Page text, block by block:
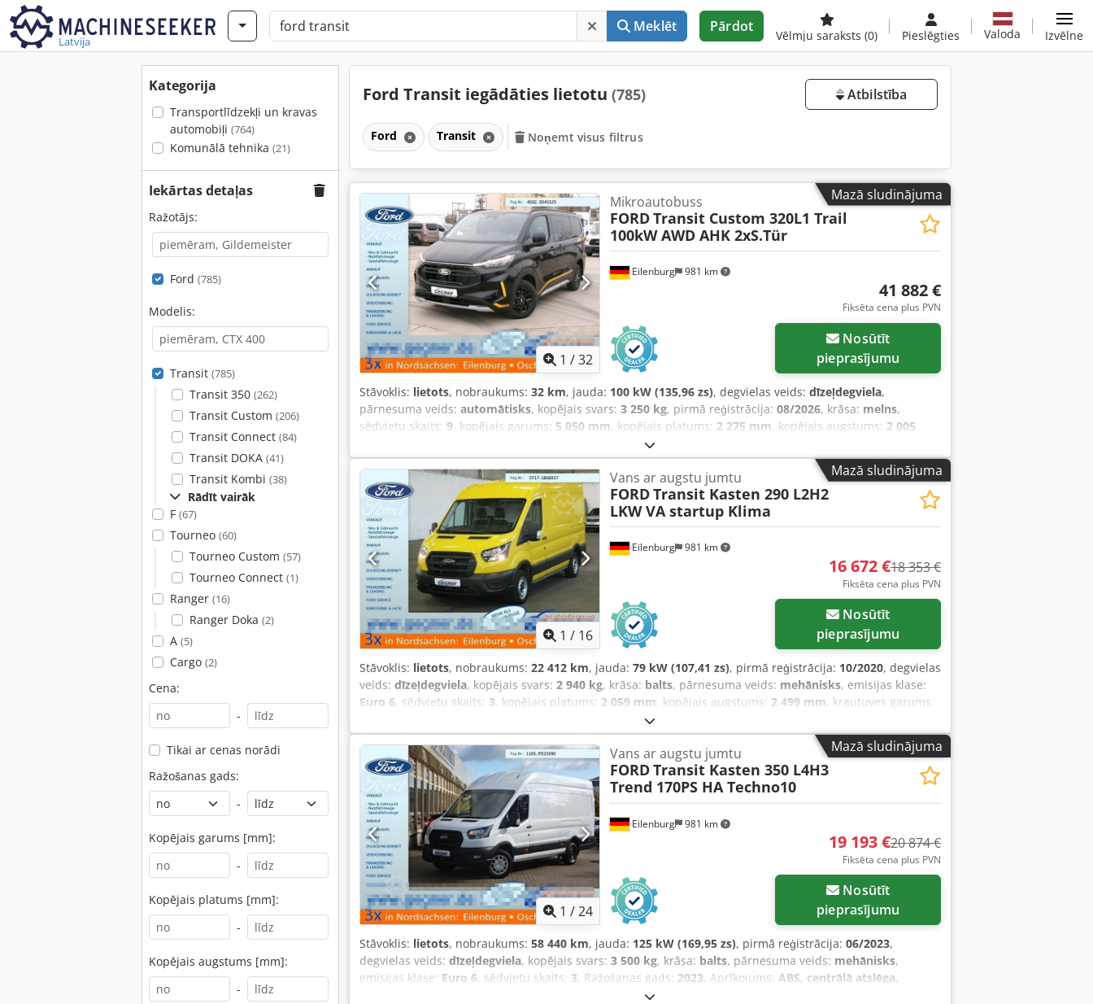
Latvija
Meklēt Pārdot
Vēlmju saraksts (0) Pieslēgties Valoda Izvēlne
Kategorija
Transportlīdzekļi un kravas
automobiļi (764)
Komunālā tehnika (21)
Iekārtas detaļas
Ražotājs:
Ford (785)
Modelis:
Transit (785)
Transit 350 (262)
Transit Custom (206)
Transit Connect (84)
Transit DOKA (41)
Transit Kombi (38)
Rādīt vairāk
F (67)
Tourneo (60)
Tourneo Custom (57)
Tourneo Connect (1)
Ranger (16)
Ranger Doka (2)
A (5)
Cargo (2)
Cena:
-
Tikai ar cenas norādi
Ražošanas gads:
-
Kopējais garums [mm]:
-
Kopējais platums [mm]:
-
Kopējais augstums [mm]:
-
Ford Transit iegādāties lietotu (785) Atbilstība
Ford Transit Noņemt visus filtrus
Mazā sludinājuma
1 /32
Eilenburg 981 km
Mikroautobuss
FORDTransit Custom 320L1 Trail
100kW AWD AHK 2xS.Tür
41 882 €
Fiksēta cena plus PVN
pieprasījumu
Stāvoklis: lietots, nobraukums: 32 km, jauda: 100 kW (135,96 zs), degvielas veids: dīzeļdegviela,
pārnesuma veids: automātisks, kopējais svars: 3 250 kg, pirmā reģistrācija: 08/2026, krāsa: melns,
sēdvietu skaits: 9, kopējais garums: 5 050 mm, kopējais platums: 2 275 mm, kopējais augstums: 2 005
ABS, centrālā atslēga, elektroniskā stabilitātes programma (ESP), gaisa
kondicionēšana, kvēpu filtrs, navigācijas sistēma, pilnpiedziņa,
Mazā sludinājuma
1 / 16
Eilenburg 981 km
Vans ar augstu jumtu
FORDTransit Kasten 290 L2H2
LKW VA startup Klima
16 672 €18 353 €
Fiksēta cena plus PVN
pieprasījumu
Stāvoklis: lietots, nobraukums: 22 412 km, jauda: 79 kW (107,41 zs), pirmā reģistrācija: 10/2020, degvielas
veids: dīzeļdegviela, kopējais svars: 2 940 kg, krāsa: balts, pārnesuma veids: mehānisks, emisijas klase:
Euro 6, sēdvietu skaits: 3, kopējais platums: 2 059 mm, kopējais augstums: 2 499 mm, krautuves garums:
ABS, centrālā atslēga, elektroniskā stabilitātes
programma (ESP), gaisa kondicionēšana, kvēpu filtrs,
Mazā sludinājuma
1 /24
Eilenburg 981 km
Vans ar augstu jumtu
FORDTransit Kasten 350 L4H3
Trend 170PS HA Techno10
19 193 €20 874 €
Fiksēta cena plus PVN
pieprasījumu
Stāvoklis: lietots, nobraukums: 58 440 km, jauda: 125 kW (169,95 zs), pirmā reģistrācija: 06/2023,
degvielas veids: dīzeļdegviela, kopējais svars: 3 500 kg, krāsa: balts, pārnesuma veids: mehānisks,
emisijas klase: Euro 6, sēdvietu skaits: 3, Ražošanas gads: 2023, Aprīkojums: ABS, centrālā atslēga,
elektroniskā stabilitātes programma (ESP), gaisa kondicionēšana, kvēpu filtrs